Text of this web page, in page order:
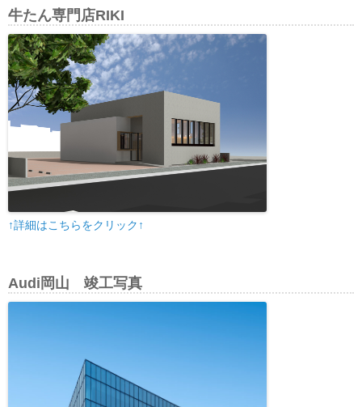
牛たん専門店RIKI
↑詳細はこちらをクリック↑
Audi岡山 竣工写真